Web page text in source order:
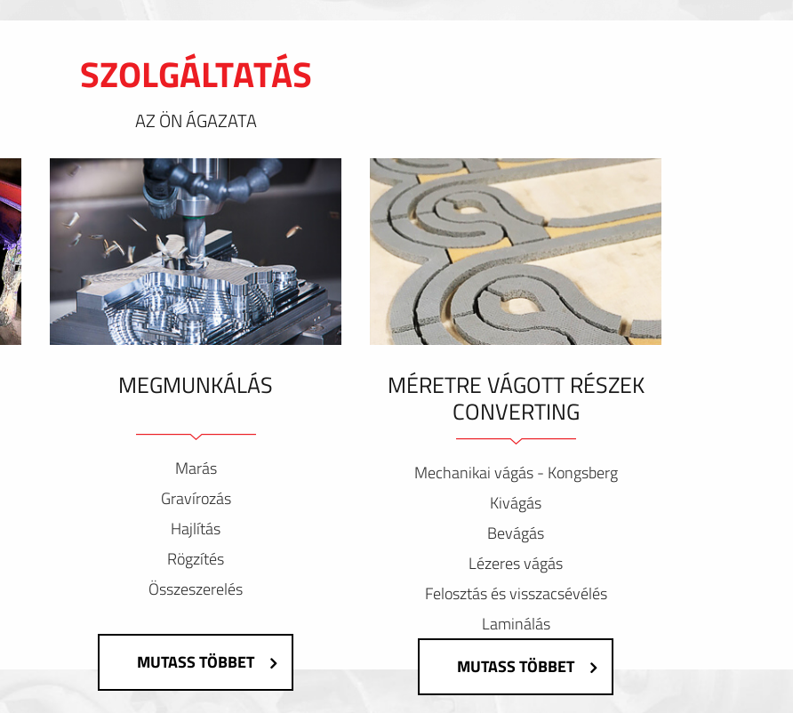
SZOLGÁLTATÁS
AZ ÖN ÁGAZATA
MEGMUNKÁLÁS
Marás
Gravírozás
Hajlítás
Rögzítés
Összeszerelés
MUTASS TÖBBET
MÉRETRE VÁGOTT RÉSZEK
CONVERTING
Mechanikai vágás - Kongsberg
Kivágás
Bevágás
Lézeres vágás
Felosztás és visszacsévélés
Laminálás
MUTASS TÖBBET